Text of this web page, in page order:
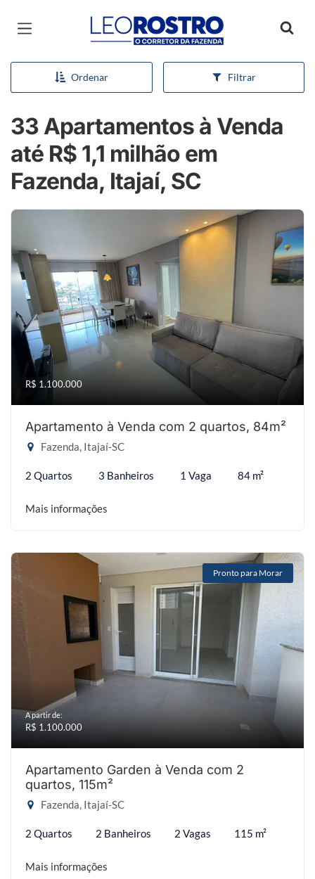
Página inicial
Ordenar Filtrar
33 Apartamentos à Venda
até R$ 1,1 milhão em
Fazenda, Itajaí, SC
R$ 1.100.000
Apartamento à Venda com 2 quartos, 84m²
Fazenda, Itajaí-SC
2 Quartos 3 Banheiros 1 Vaga 84 m²
Mais informações
Pronto para Morar
A partir de:
R$ 1.100.000
Apartamento Garden à Venda com 2
quartos, 115m²
Fazenda, Itajaí-SC
2 Quartos 2 Banheiros 2 Vagas 115 m²
Mais informações